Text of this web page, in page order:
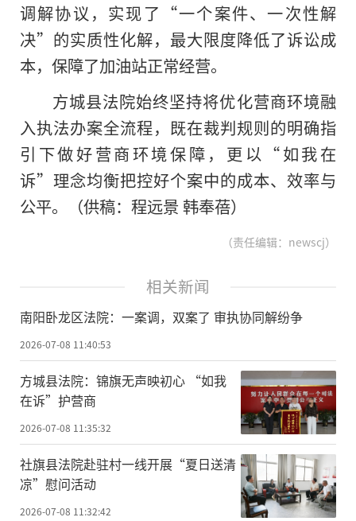
调解协议，实现了“一个案件、一次性解
决”的实质性化解，最大限度降低了诉讼成
本，保障了加油站正常经营。
方城县法院始终坚持将优化营商环境融
入执法办案全流程，既在裁判规则的明确指
引下做好营商环境保障，更以“如我在
诉”理念均衡把控好个案中的成本、效率与
公平。（供稿：程远景 韩奉蓓）
（责任编辑：newscj）
相关新闻
南阳卧龙区法院：一案调，双案了 审执协同解纷争
2026-07-08 11:40:53
方城县法院：锦旗无声映初心 “如我
在诉”护营商
2026-07-08 11:35:32
社旗县法院赴驻村一线开展“夏日送清
凉”慰问活动
2026-07-08 11:32:42